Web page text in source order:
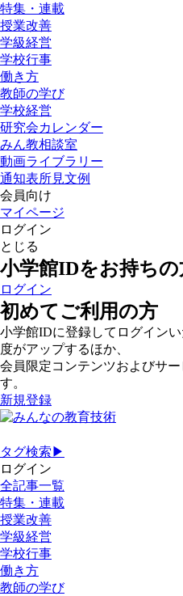
特集・連載
授業改善
学級経営
学校行事
働き方
教師の学び
学校経営
研究会カレンダー
みん教相談室
動画ライブラリー
通知表所見文例
会員向け
マイページ
ログイン
とじる
小学館IDをお持ち
ログイン
初めてご利用の方
小学館IDに登録してログイン
度がアップするほか、
会員限定コンテンツおよびサ
す。
新規登録
タグ検索▶
ログイン
全記事一覧
特集・連載
授業改善
学級経営
学校行事
働き方
教師の学び